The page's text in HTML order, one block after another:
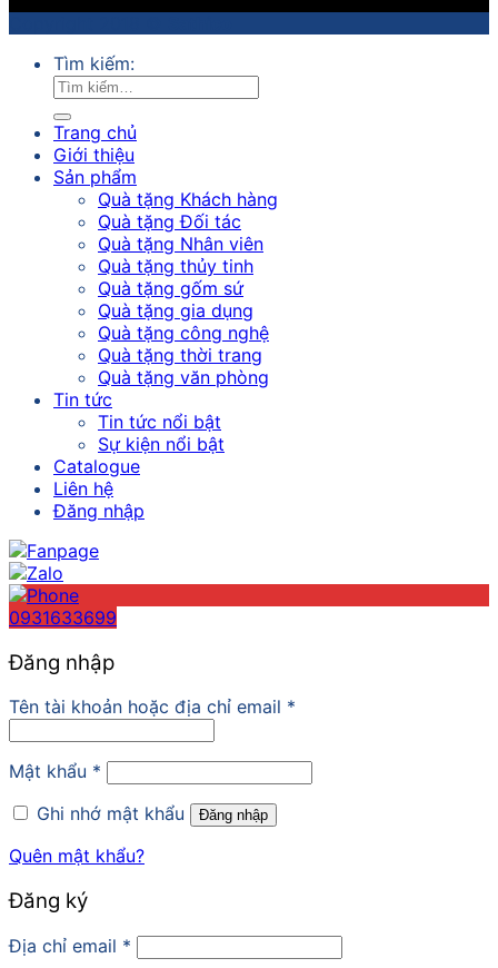
Tìm kiếm:
Trang chủ
Giới thiệu
Sản phẩm
Quà tặng Khách hàng
Quà tặng Đối tác
Quà tặng Nhân viên
Quà tặng thủy tinh
Quà tặng gốm sứ
Quà tặng gia dụng
Quà tặng công nghệ
Quà tặng thời trang
Quà tặng văn phòng
Tin tức
Tin tức nổi bật
Sự kiện nổi bật
Catalogue
Liên hệ
Đăng nhập
0931633699
Đăng nhập
Tên tài khoản hoặc địa chỉ email *
Mật khẩu *
Ghi nhớ mật khẩu
Đăng nhập
Quên mật khẩu?
Đăng ký
Địa chỉ email *